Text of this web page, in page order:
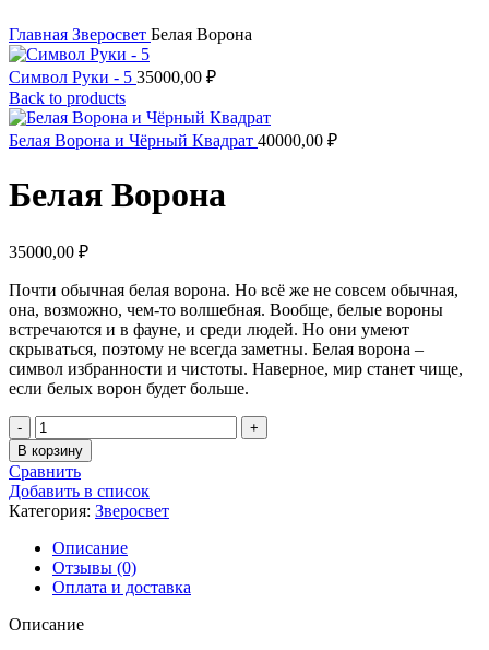
Главная Зверосвет Белая Ворона
Символ Руки - 5 35000,00 ₽
Back to products
Белая Ворона и Чёрный Квадрат 40000,00 ₽
Белая Ворона
35000,00 ₽
Почти обычная белая ворона. Но всё же не совсем обычная,
она, возможно, чем-то волшебная. Вообще, белые вороны
встречаются и в фауне, и среди людей. Но они умеют
скрываться, поэтому не всегда заметны. Белая ворона –
символ избранности и чистоты. Наверное, мир станет чище,
если белых ворон будет больше.
Количество
товара
Белая
Ворона
В корзину
Сравнить
Добавить в список
Категория: Зверосвет
Описание
Отзывы (0)
Оплата и доставка
Описание